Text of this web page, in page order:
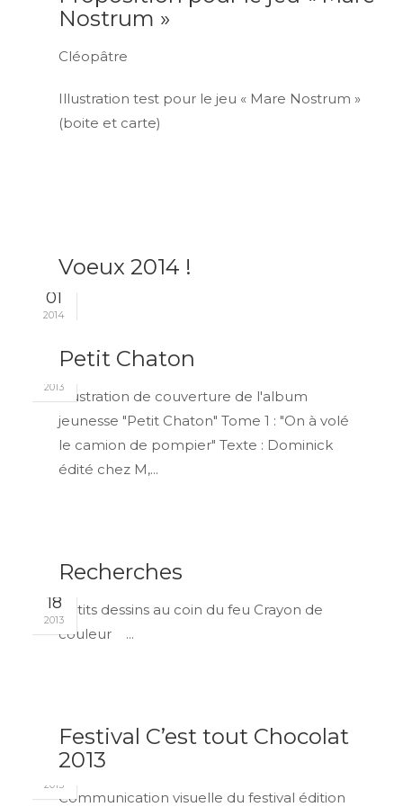
Nostrum »
Cléopâtre
Illustration test pour le jeu « Mare Nostrum »
(boite et carte)
01
2014
Voeux 2014 !
NOV
26
2013
Petit Chaton
Illustration de couverture de l'album
jeunesse "Petit Chaton" Tome 1 : "On à volé
le camion de pompier" Texte : Dominick
édité chez M,...
18
2013
Recherches
Petits dessins au coin du feu Crayon de
couleur ...
OCT
06
2013
Festival C’est tout Chocolat
2013
Communication visuelle du festival édition